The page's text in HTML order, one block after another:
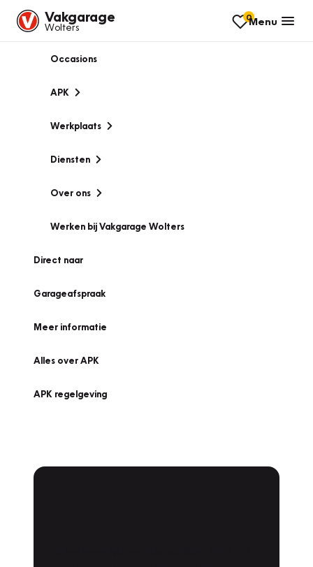
Vakgarage
Wolters
0Menu
Occasions
APK
Werkplaats
Diensten
Over ons
Werken bij Vakgarage Wolters
Direct naar
Garageafspraak
Meer informatie
Alles over APK
APK regelgeving